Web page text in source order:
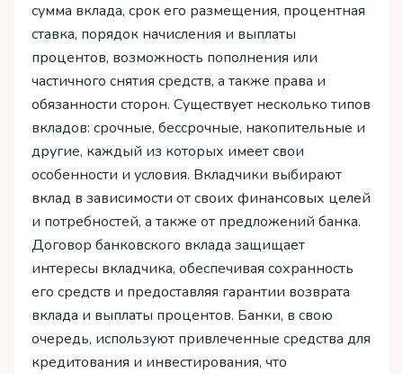
сумма вклада, срок его размещения, процентная
ставка, порядок начисления и выплаты
процентов, возможность пополнения или
частичного снятия средств, а также права и
обязанности сторон. Существует несколько типов
вкладов: срочные, бессрочные, накопительные и
другие, каждый из которых имеет свои
особенности и условия. Вкладчики выбирают
вклад в зависимости от своих финансовых целей
и потребностей, а также от предложений банка.
Договор банковского вклада защищает
интересы вкладчика, обеспечивая сохранность
его средств и предоставляя гарантии возврата
вклада и выплаты процентов. Банки, в свою
очередь, используют привлеченные средства для
кредитования и инвестирования, что